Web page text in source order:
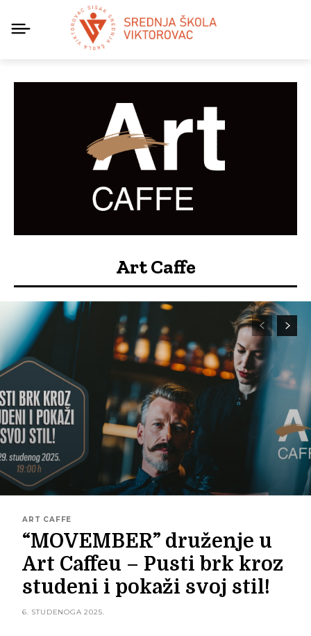
Art Caffe
ART CAFFE
“MOVEMBER” druženje u
Art Caffeu – Pusti brk kroz
studeni i pokaži svoj stil!
6. STUDENOGA 2025.